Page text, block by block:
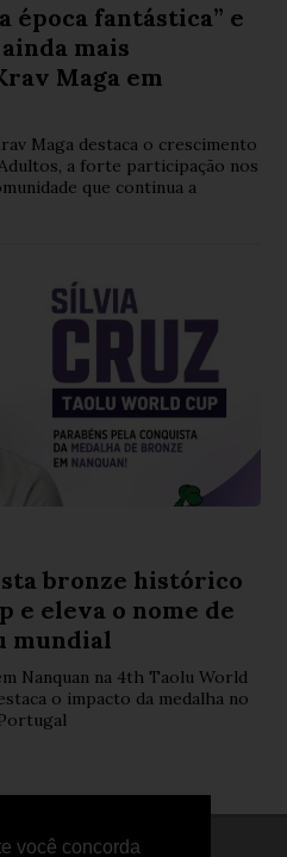
você concorda
época fantástica” e
mais
Maga em
Maga destaca o crescimento
a forte participação nos
que continua a
bronze histórico
e eleva o nome de
mundial
Nanquan na 4th Taolu World
o impacto da medalha no